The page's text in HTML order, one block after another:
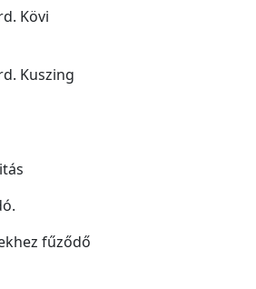
Kövi
Kuszing
fűződő